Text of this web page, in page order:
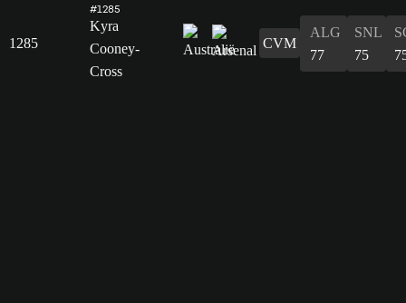
1285
#1285
Kyra
Cooney-
Cross
CVM
ALG
77
SNL
75